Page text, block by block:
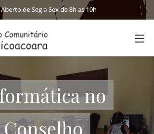
Aberto de Seg a Sex de 8h as 19h
no
Conselho